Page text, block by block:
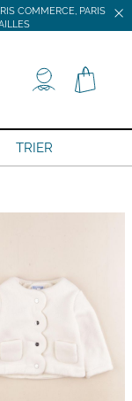
COMMERCE, PARIS
COMMERCE, PARIS
TRIER